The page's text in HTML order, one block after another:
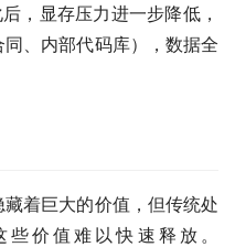
，显存压力进一步降低，
、内部代码库），数据全
着巨大的价值，但传统处
价值难以快速释放。